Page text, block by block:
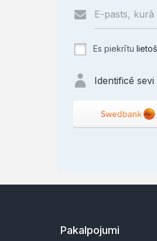
Es piekrītu
Identificē
Pakalpojumi